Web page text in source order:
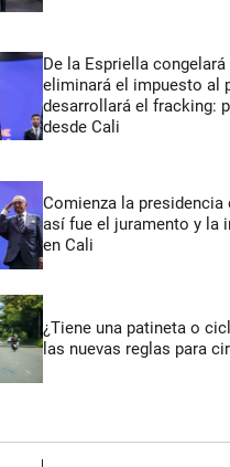
De la Espriella
eliminará el impuesto al
desarrollará el fracking:
desde Cali
Comienza la presidencia
así fue el juramento y la
en Cali
¿Tiene una patineta o
las nuevas reglas para